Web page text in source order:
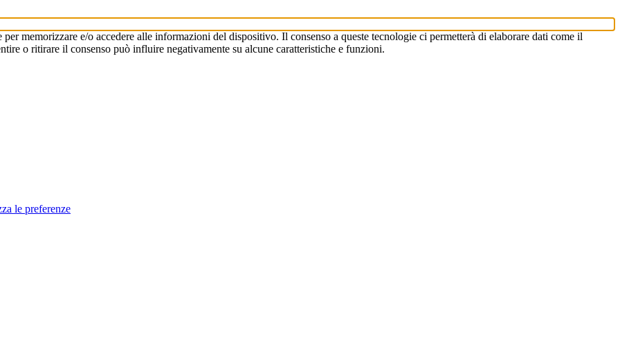
memorizzare e/o accedere alle informazioni del dispositivo. Il consenso a queste tecnologie ci permetterà di elaborare dati come il
o ritirare il consenso può influire negativamente su alcune caratteristiche e funzioni.
le preferenze